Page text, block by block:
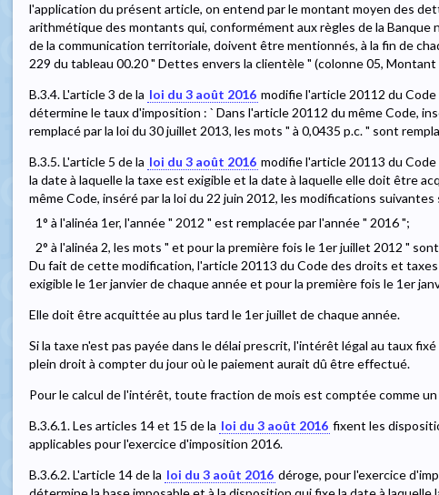
l'application du présent article, on entend par le montant moyen des
arithmétique des montants qui, conformément aux règles de la Banque
de la communication territoriale, doivent être mentionnés, à la fin de
229 du tableau 00.20 " Dettes envers la clientèle " (colonne 05, Montant
B.3.4. L'article 3 de la loi du 3 août 2016 modifie l'article 20112 du
détermine le taux d'imposition : ` Dans l'article 20112 du même Code,
remplacé par la loi du 30 juillet 2013, les mots " à 0,0435 p.c. " sont
B.3.5. L'article 5 de la loi du 3 août 2016 modifie l'article 20113 du
la date à laquelle la taxe est exigible et la date à laquelle elle doit être
même Code, inséré par la loi du 22 juin 2012, les modifications
1° à l'alinéa 1er, l'année " 2012 " est remplacée par l'année " 2016 ";
2° à l'alinéa 2, les mots " et pour la première fois le 1er juillet 2012 "
Du fait de cette modification, l'article 20113 du Code des droits et
exigible le 1er janvier de chaque année et pour la première fois le 1er
Elle doit être acquittée au plus tard le 1er juillet de chaque année.
Si la taxe n'est pas payée dans le délai prescrit, l'intérêt légal au taux
plein droit à compter du jour où le paiement aurait dû être effectué.
Pour le calcul de l'intérêt, toute fraction de mois est comptée comme un
B.3.6.1. Les articles 14 et 15 de la loi du 3 août 2016 fixent les
applicables pour l'exercice d'imposition 2016.
B.3.6.2. L'article 14 de la loi du 3 août 2016 déroge, pour l'exercice